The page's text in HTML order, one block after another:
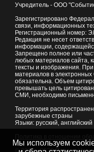
Учредитель - ООО
Зарегистрировано
связи, информационных
Регистрационный номер:
Редакция не несет
информации,
Запрещено полное или
любых материалов сайта,
тексты и изображения.
материалов в
обязательна. Объем
превышать цель
СМИ, необходимо
Территория
зарубежные страны
Языки: русский, английский
© 2007 - 2026Портал Читы
Мы используем